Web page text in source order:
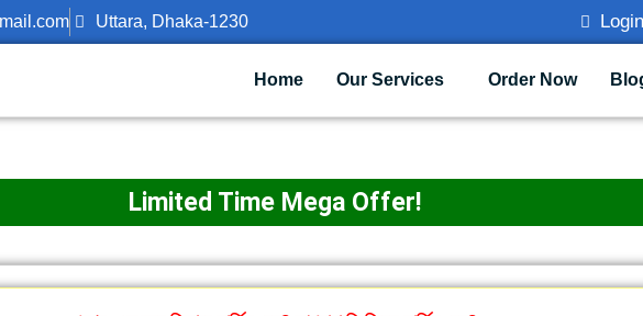
Uttara, Dhaka-1230
Home Our Services Order Now
Limited Time Mega Offer!